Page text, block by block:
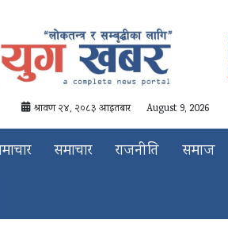
श्रावण २४, २०८३ आइतबार August 9, 2026
समाचार राजनीति समाज